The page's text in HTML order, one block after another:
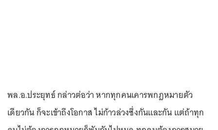
พล.อ.ประยุทธ์ กล่าวต่อว่า หากทุกคนเคารพกฎหมายตัว
เดียวกัน ก็จะเข้าถึงโอกาส ไม่ก้าวล่วงซึ่งกันและกัน แต่ถ้าทุก